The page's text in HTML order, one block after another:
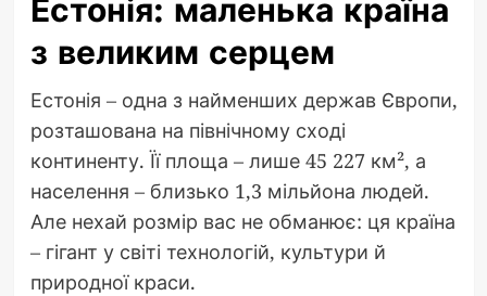
Естонія: маленька країна
з великим серцем
Естонія – одна з найменших держав Європи,
розташована на північному сході
континенту. Її площа – лише 45 227 км², а
населення – близько 1,3 мільйона людей.
Але нехай розмір вас не обманює: ця країна
– гігант у світі технологій, культури й
природної краси.